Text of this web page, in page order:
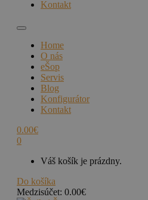
Kontakt
Home
O nás
eŠop
Servis
Blog
Konfigurátor
Kontakt
0.00€
0
Váš košík je prázdny.
Do košíka
Medzisúčet: 0.00€